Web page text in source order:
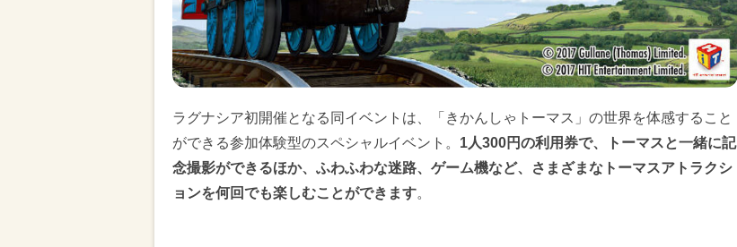
ラグナシア初開催となる同イベントは、「きかんしゃトーマス」の世界を体感すること
ができる参加体験型のスペシャルイベント。 1人300円の利用券で、トーマスと一緒に記
念撮影ができるほか、ふわふわな迷路、ゲーム機など、さまざまなトーマスアトラクシ
ョンを何回でも楽しむことができます。